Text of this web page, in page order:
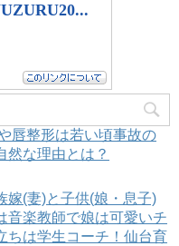
唇整形は若い頃事故の
な理由とは？
嫁(妻)と子供(娘・息子)
音楽教師で娘は可愛いチ
ちは学生コーチ！仙台育